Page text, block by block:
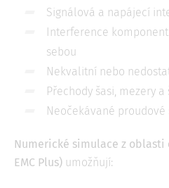
Signálová a napájecí
Interference
sebou
Nekvalitní nebo
Přechody šasi, mezery
Neočekávané proudové
Numerické simulace z oblasti
EMC Plus) umožňují: